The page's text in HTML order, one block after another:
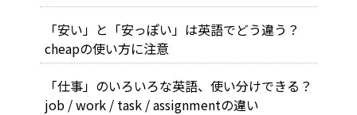
「安い」と「安っぽい」は英語でどう違う？
cheapの使い方に注意
「仕事」のいろいろな英語、使い分けできる？
job / work / task / assignmentの違い